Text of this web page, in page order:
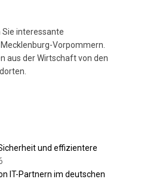
interessante
Vorpommern.
aus der Wirtschaft von den
und effizientere
IT-Partnern im deutschen